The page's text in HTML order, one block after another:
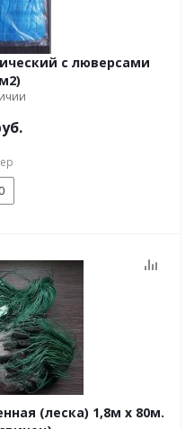
с люверсами
(леска) 1,8м х 80м.